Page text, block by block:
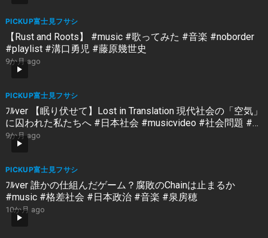
PICKUP富士見フサシ
【Rust and Roots】 #music #歌ってみた #音楽 #noborder
#playlist #溝口勇児 #藤原幾世史
9か月 ago
PICKUP富士見フサシ
ﾌﾙver 【眠り伏せて】Lost in Translation 現代社会の「空気」
に囚われた私たちへ #日本社会 #musicvideo #社会問題 #サ
ツキ&Syo-TA
9か月 ago
PICKUP富士見フサシ
ﾌﾙver 誰かの仕組んだゲーム？腐敗のChainは止まるか
#music #格差社会 #日本政治 #音楽 #泉房穂
10か月 ago